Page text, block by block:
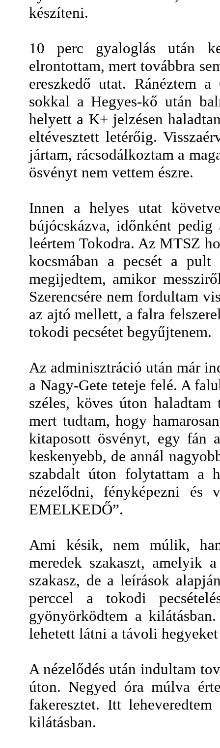
készíteni.
10 perc gyaloglás után
elrontottam, mert továbbra
ereszkedő utat. Ránéztem
sokkal a Hegyes-kő után
helyett a K+ jelzésen
eltévesztett letérőig.
jártam, rácsodálkoztam a
ösvényt nem vettem észre.
Innen a helyes utat
bújócskázva, időnként
leértem Tokodra. Az MTSZ
kocsmában a pecsét a
megijedtem, amikor
Szerencsére nem fordultam
az ajtó mellett, a falra
tokodi pecsétet begyűjtenem.
Az adminisztráció után már
a Nagy-Gete teteje felé. A
széles, köves úton
mert tudtam, hogy
kitaposott ösvényt, egy fán
keskenyebb, de annál
szabdalt úton folytattam a
nézelődni, fényképezni és
EMELKEDŐ”.
Ami késik, nem múlik,
meredek szakaszt, amelyik
szakasz, de a leírások
perccel a tokodi
gyönyörködtem a
lehetett látni a távoli
A nézelődés után indultam
úton. Negyed óra múlva
fakeresztet. Itt
kilátásban.